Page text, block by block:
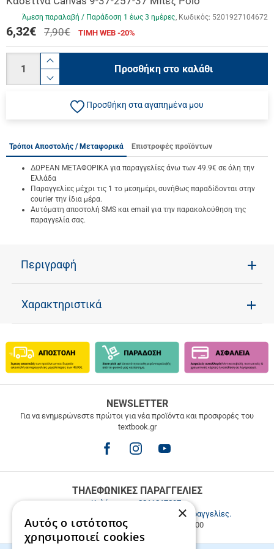
Άμεση παραλαβή / Παράδoση 1 έως 3 ημέρες Κωδικός: 5201927104672
6,32€ 7,90€ ΤΙΜΗ WEB -20%
product.increase.quantity
product.decrease.quantity
Προσθήκη στο καλάθι
Προσθήκη στα αγαπημένα μου
Τρόποι Αποστολής / Μεταφορικά Επιστροφές προϊόντων
ΔΩΡΕΑΝ ΜΕΤΑΦΟΡΙΚΑ για παραγγελίες άνω των 49.9€ σε όλη την
Ελλάδα
Παραγγελίες μέχρι τις 1 το μεσημέρι, συνήθως παραδίδονται στην
courier την ίδια μέρα.
Αυτόματη αποστολή SMS και email για την παρακολούθηση της
παραγγελία σας.
Περιγραφή
Χαρακτηριστικά
ΜΕΤΑΦΟΡΙΚΑ
άνω
NEWSLETTER
Για να ενημερώνεστε πρώτοι για νέα προϊόντα και προσφορές του
textbook.gr
ΤΗΛΕΦΩΝΙΚΕΣ ΠΑΡΑΓΓΕΛΙΕΣ
Καλέστε μας2811217297.
Εξυπηρέτηση πελατών & τηλεφωνικές παραγγελίες.
Δευ. - Παρ. 9:00-17:00, Σάβ. 9:00-15:00
×
Αυτός ο ιστότοπος
χρησιμοποιεί cookies